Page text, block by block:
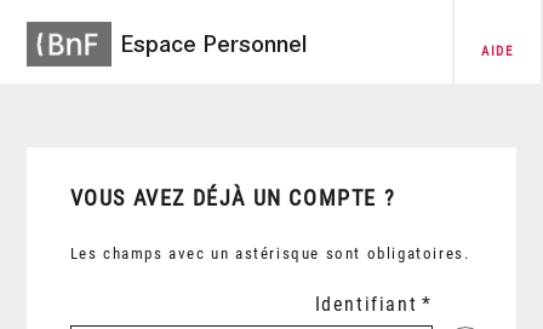
Espace Personnel AIDE
VOUS AVEZ DÉJÀ UN COMPTE ?
Les champs avec un astérisque sont obligatoires.
Identifiant